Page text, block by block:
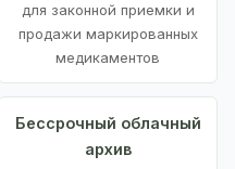
для законной приемки и
продажи маркированных
медикаментов
Бессрочный облачный
архив